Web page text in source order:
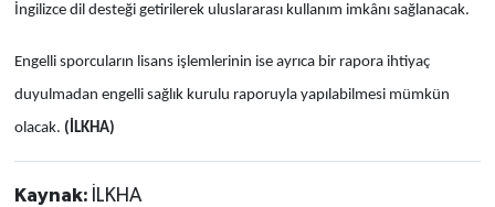
İngilizce dil desteği getirilerek uluslararası kullanım imkânı sağlanacak.
Engelli sporcuların lisans işlemlerinin ise ayrıca bir rapora ihtiyaç
duyulmadan engelli sağlık kurulu raporuyla yapılabilmesi mümkün
olacak. (İLKHA)
Kaynak: İLKHA